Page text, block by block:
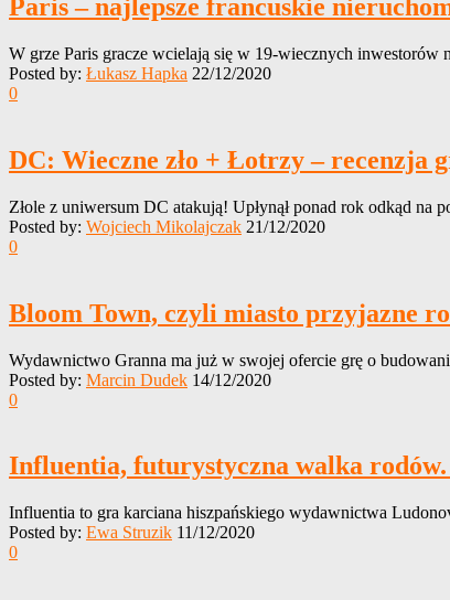
Paris – najlepsze francuskie
W grze Paris gracze wcielają się w 19-wiecznych inwestorów
Posted by: Łukasz Hapka 22/12/2020
0
DC: Wieczne zło + Łotrzy – recenzja
Złole z uniwersum DC atakują! Upłynął ponad rok odkąd na
Posted by: Wojciech Mikolajczak 21/12/2020
0
Bloom Town, czyli miasto przyjazne
Wydawnictwo Granna ma już w swojej ofercie grę o
Posted by: Marcin Dudek 14/12/2020
0
Influentia, futurystyczna walka rodów.
Influentia to gra karciana hiszpańskiego wydawnictwa
Posted by: Ewa Struzik 11/12/2020
0